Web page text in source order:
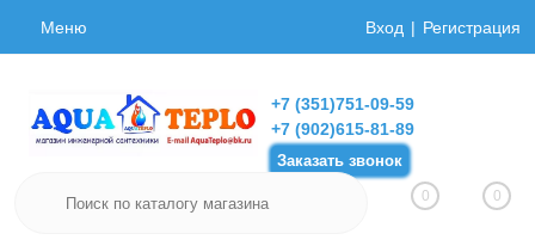
Меню Вход Регистрация
+7 (351)751-09-59
+7 (902)615-81-89
Заказать звонок
0 0